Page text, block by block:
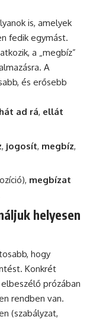
is, amelyek
fedik egymást.
a „megbíz”
A
és erősebb
ad rá, ellát
, jogosít, megbíz,
megbízat
helyesen
hogy
Konkrét
prózában
rendben van.
(szabályzat,